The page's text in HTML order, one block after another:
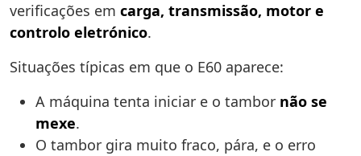
verificações em carga, transmissão, motor e
controlo eletrónico.
Situações típicas em que o E60 aparece:
A máquina tenta iniciar e o tambor não se
mexe.
O tambor gira muito fraco, pára, e o erro